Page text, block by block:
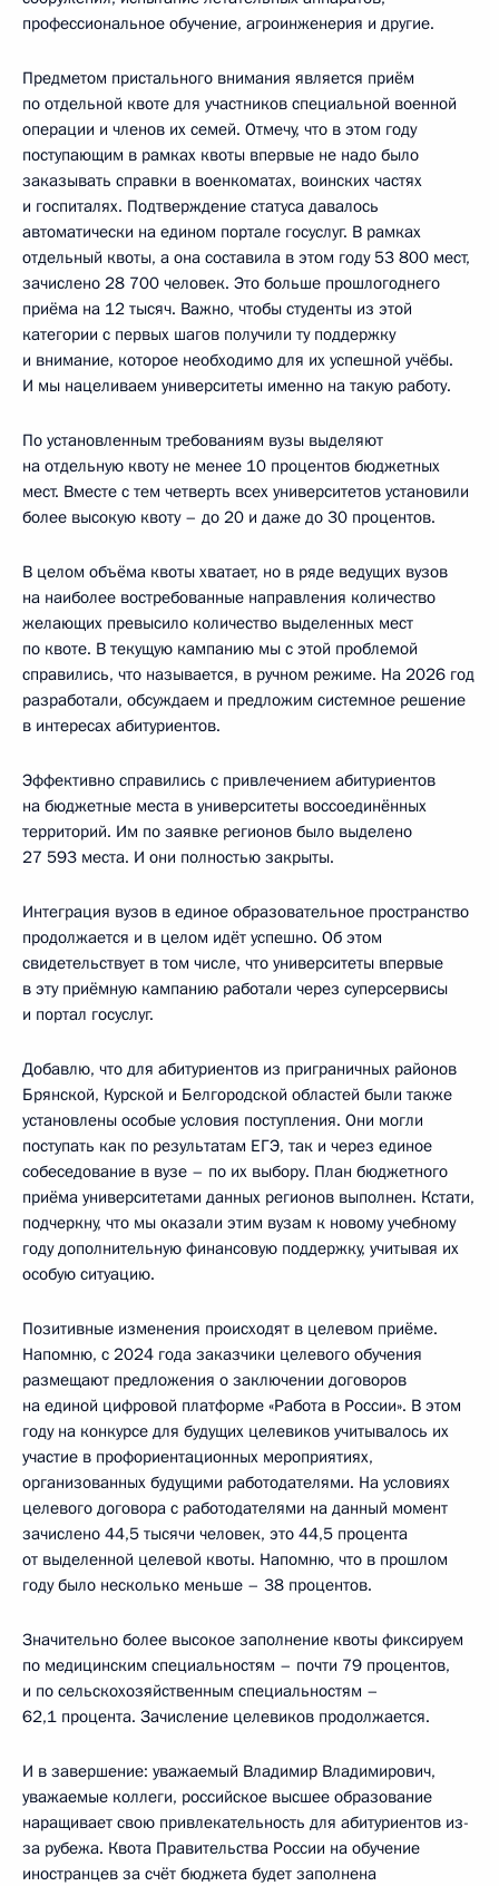
профессиональное обучение, агроинженерия и другие.
Предметом пристального внимания является приём
по отдельной квоте для участников специальной военной
операции и членов их семей. Отмечу, что в этом году
поступающим в рамках квоты впервые не надо было
заказывать справки в военкоматах, воинских частях
и госпиталях. Подтверждение статуса давалось
автоматически на едином портале госуслуг. В рамках
отдельный квоты, а она составила в этом году 53 800 мест,
зачислено 28 700 человек. Это больше прошлогоднего
приёма на 12 тысяч. Важно, чтобы студенты из этой
категории с первых шагов получили ту поддержку
и внимание, которое необходимо для их успешной учёбы.
И мы нацеливаем университеты именно на такую работу.
По установленным требованиям вузы выделяют
на отдельную квоту не менее 10 процентов бюджетных
мест. Вместе с тем четверть всех университетов установили
более высокую квоту – до 20 и даже до 30 процентов.
В целом объёма квоты хватает, но в ряде ведущих вузов
на наиболее востребованные направления количество
желающих превысило количество выделенных мест
по квоте. В текущую кампанию мы с этой проблемой
справились, что называется, в ручном режиме. На 2026 год
разработали, обсуждаем и предложим системное решение
в интересах абитуриентов.
Эффективно справились с привлечением абитуриентов
на бюджетные места в университеты воссоединённых
территорий. Им по заявке регионов было выделено
27 593 места. И они полностью закрыты.
Интеграция вузов в единое образовательное пространство
продолжается и в целом идёт успешно. Об этом
свидетельствует в том числе, что университеты впервые
в эту приёмную кампанию работали через суперсервисы
и портал госуслуг.
Добавлю, что для абитуриентов из приграничных районов
Брянской, Курской и Белгородской областей были также
установлены особые условия поступления. Они могли
поступать как по результатам ЕГЭ, так и через единое
собеседование в вузе – по их выбору. План бюджетного
приёма университетами данных регионов выполнен. Кстати,
подчеркну, что мы оказали этим вузам к новому учебному
году дополнительную финансовую поддержку, учитывая их
особую ситуацию.
Позитивные изменения происходят в целевом приёме.
Напомню, с 2024 года заказчики целевого обучения
размещают предложения о заключении договоров
на единой цифровой платформе «Работа в России». В этом
году на конкурсе для будущих целевиков учитывалось их
участие в профориентационных мероприятиях,
организованных будущими работодателями. На условиях
целевого договора с работодателями на данный момент
зачислено 44,5 тысячи человек, это 44,5 процента
от выделенной целевой квоты. Напомню, что в прошлом
году было несколько меньше – 38 процентов.
Значительно более высокое заполнение квоты фиксируем
по медицинским специальностям – почти 79 процентов,
и по сельскохозяйственным специальностям –
62,1 процента. Зачисление целевиков продолжается.
И в завершение: уважаемый Владимир Владимирович,
уважаемые коллеги, российское высшее образование
наращивает свою привлекательность для абитуриентов из-
за рубежа. Квота Правительства России на обучение
иностранцев за счёт бюджета будет заполнена